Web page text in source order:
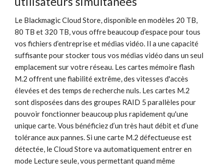
Le Blackmagic Cloud Store, disponible en modèles 20 TB,
80 TB et 320 TB, vous offre beaucoup d’espace pour tous
vos fichiers d’entreprise et médias vidéo. Il a une capacité
suffisante pour stocker tous vos médias vidéo dans un seul
emplacement sur votre réseau. Les cartes mémoire flash
M.2 offrent une fiabilité extrême, des vitesses d'accès
élevées et des temps de recherche nuls. Les cartes M.2
sont disposées dans des groupes RAID 5 parallèles pour
pouvoir fonctionner beaucoup plus rapidement qu'une
unique carte. Vous bénéficiez d’un très haut débit et d’une
tolérance aux pannes. Si une carte M.2 défectueuse est
détectée, le Cloud Store va automatiquement entrer en
mode Lecture seule, vous permettant quand même